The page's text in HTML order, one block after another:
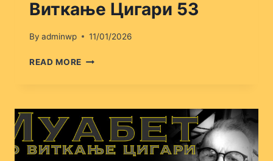
Виткање Цигари 53
By adminwp 11/01/2026
READ MORE ВИТКАЊЕ